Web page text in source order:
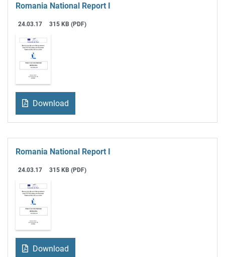
Romania National Report I
24.03.17 315 KB (PDF)
Download
Romania National Report I
24.03.17 315 KB (PDF)
Download